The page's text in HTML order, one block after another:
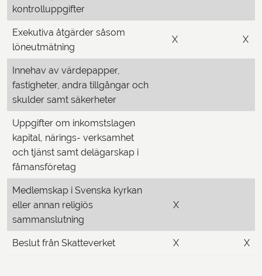
kontrolluppgifter
Exekutiva åtgärder såsom
löneutmätning
X X
Innehav av värdepapper,
fastigheter, andra tillgångar och
skulder samt säkerheter
Uppgifter om inkomstslagen
kapital, närings- verksamhet
och tjänst samt delägarskap i
fåmansföretag
Medlemskap i Svenska kyrkan
eller annan religiös
sammanslutning
X
Beslut från Skatteverket X X